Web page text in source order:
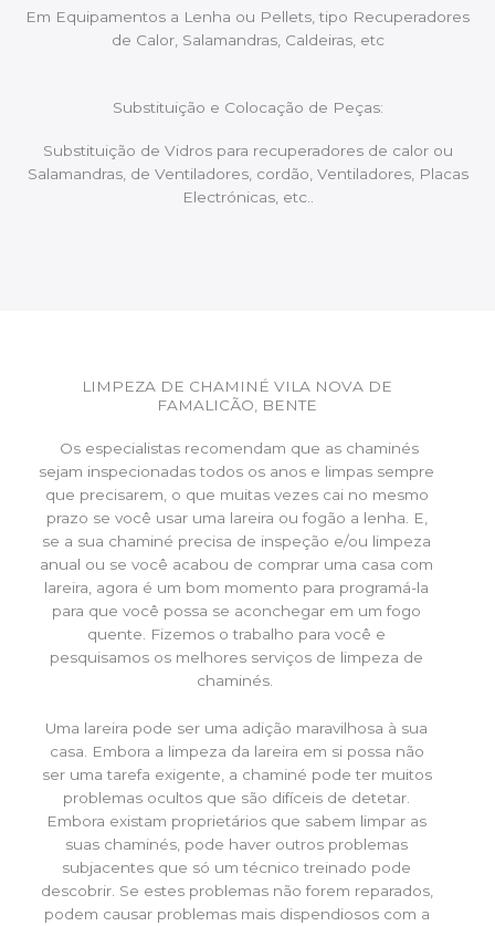
Em Equipamentos a Lenha ou Pellets, tipo Recuperadores
de Calor, Salamandras, Caldeiras, etc
Substituição e Colocação de Peças:
Substituição de Vidros para recuperadores de calor ou
Salamandras, de Ventiladores, cordão, Ventiladores, Placas
Electrónicas, etc..
LIMPEZA DE CHAMINÉ VILA NOVA DE
FAMALICÃO, BENTE
Os especialistas recomendam que as chaminés
sejam inspecionadas todos os anos e limpas sempre
que precisarem, o que muitas vezes cai no mesmo
prazo se você usar uma lareira ou fogão a lenha. E,
se a sua chaminé precisa de inspeção e/ou limpeza
anual ou se você acabou de comprar uma casa com
lareira, agora é um bom momento para programá-la
para que você possa se aconchegar em um fogo
quente. Fizemos o trabalho para você e
pesquisamos os melhores serviços de limpeza de
chaminés.
Uma lareira pode ser uma adição maravilhosa à sua
casa. Embora a limpeza da lareira em si possa não
ser uma tarefa exigente, a chaminé pode ter muitos
problemas ocultos que são difíceis de detetar.
Embora existam proprietários que sabem limpar as
suas chaminés, pode haver outros problemas
subjacentes que só um técnico treinado pode
descobrir. Se estes problemas não forem reparados,
podem causar problemas mais dispendiosos com a